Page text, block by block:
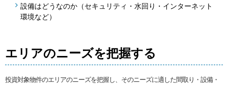
設備はどうなのか（セキュリティ・水回り・インターネット
環境など）
エリアのニーズを把握する
投資対象物件のエリアのニーズを把握し、そのニーズに適した間取り・設備・